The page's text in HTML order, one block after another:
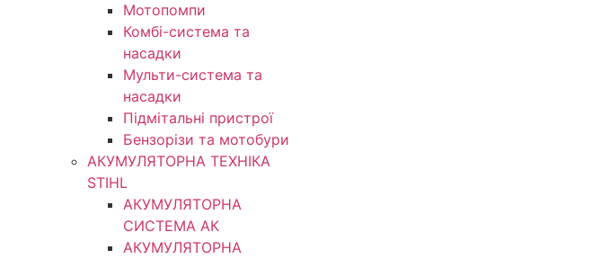
Мотопомпи
Комбі-система та
насадки
Мульти-система та
насадки
Підмітальні пристрої
Бензорізи та мотобури
АКУМУЛЯТОРНА ТЕХНІКА
STIHL
АКУМУЛЯТОРНА
СИСТЕМА АК
АКУМУЛЯТОРНА